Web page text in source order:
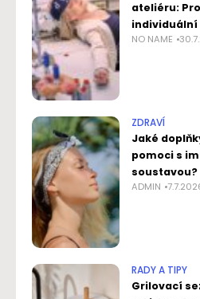
ateliéru:
individuální
NO NAME
ZDRAVÍ
Jaké
pomoci s
soustavou?
ADMIN
RADY A TIPY
Grilovací